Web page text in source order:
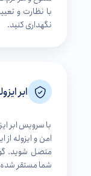
با نظارت و
نگهداری کنید.
ابر
با سرویس ابر
امن و ایزوله از
متصل شوید.
شما مستقر